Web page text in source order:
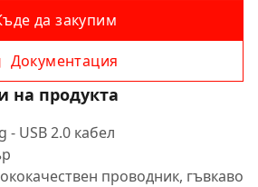
да закупим
Документация
на продукта
USB 2.0 кабел
проводник, гъвкаво